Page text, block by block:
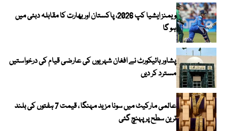
ویمنز ایشیا کپ 2026، پاکستان اور بھارت کا مقابلہ دبئی میں
ہو گا
پشاور ہائیکورٹ نے افغان شہریوں کی عارضی قیام کی درخواستیں
مسترد کر دیں
عالمی مارکیٹ میں سونا مزید مہنگا ، قیمت 7 ہفتوں کی بلند
ترین سطح پر پہنچ گئی